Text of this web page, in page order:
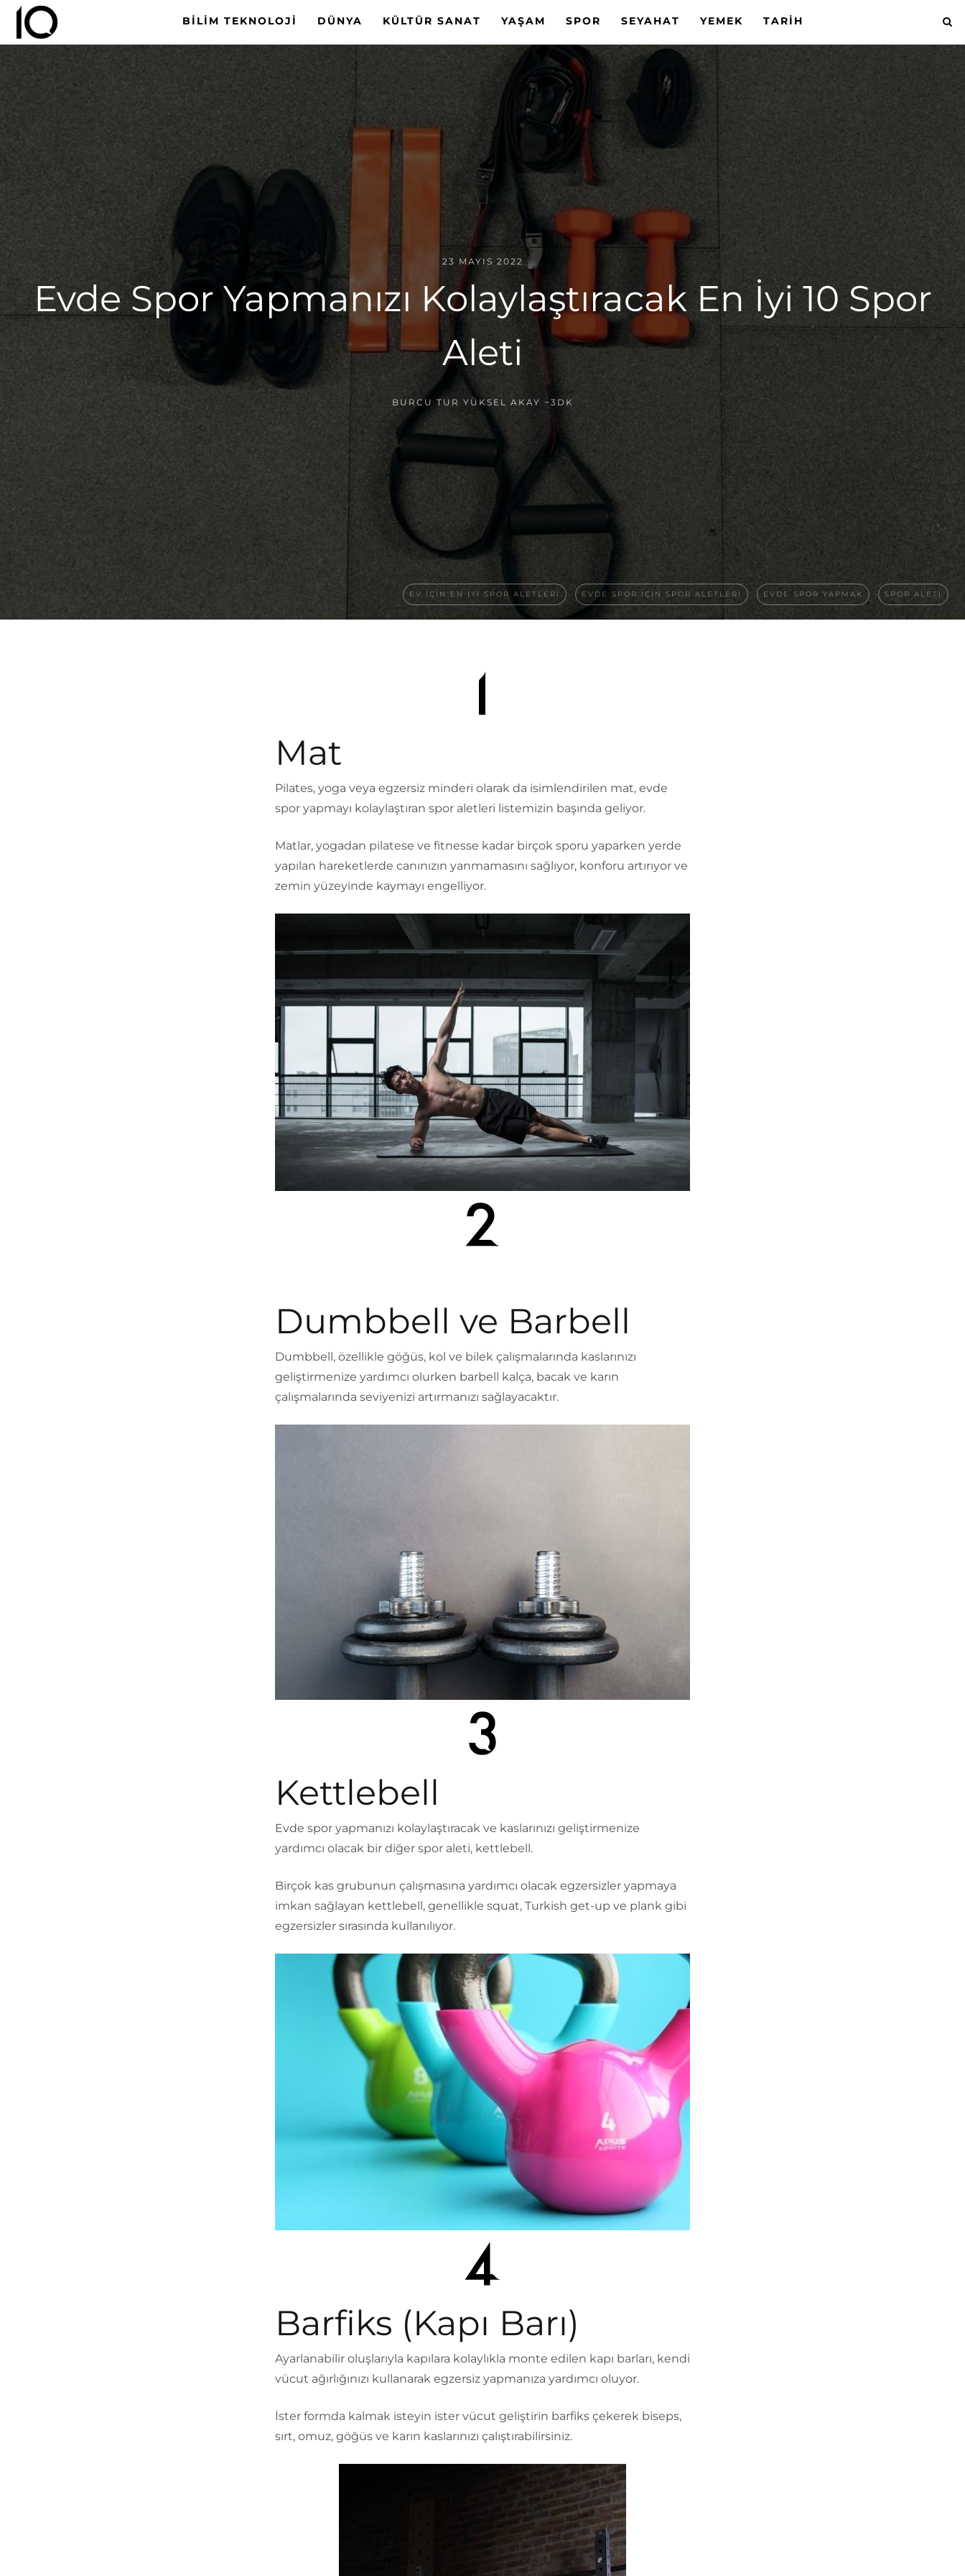
BILIM TEKNOLOJI DÜNYA KÜLTÜR SANAT YAŞAM SPOR SEYAHAT YEMEK TARIH
23 MAYIS 2022
Evde Spor Yapmanızı Kolaylaştıracak En İyi 10 Spor
Aleti
BURCU TUR YÜKSEL AKAY ~3DK
EV IÇIN EN IYI SPOR ALETLERI EVDE SPOR IÇIN SPOR ALETLERI EVDE SPOR YAPMAK SPOR ALETI
Mat
Pilates, yoga veya egzersiz minderi olarak da isimlendirilen mat, evde
spor yapmayı kolaylaştıran spor aletleri listemizin başında geliyor.
Matlar, yogadan pilatese ve fitnesse kadar birçok sporu yaparken yerde
yapılan hareketlerde canınızın yanmamasını sağlıyor, konforu artırıyor ve
zemin yüzeyinde kaymayı engelliyor.
Dumbbell ve Barbell
Dumbbell, özellikle göğüs, kol ve bilek çalışmalarında kaslarınızı
geliştirmenize yardımcı olurken barbell kalça, bacak ve karın
çalışmalarında seviyenizi artırmanızı sağlayacaktır.
Kettlebell
Evde spor yapmanızı kolaylaştıracak ve kaslarınızı geliştirmenize
yardımcı olacak bir diğer spor aleti, kettlebell.
Birçok kas grubunun çalışmasına yardımcı olacak egzersizler yapmaya
imkan sağlayan kettlebell, genellikle squat, Turkish get-up ve plank gibi
egzersizler sırasında kullanılıyor.
Barfiks (Kapı Barı)
Ayarlanabilir oluşlarıyla kapılara kolaylıkla monte edilen kapı barları, kendi
vücut ağırlığınızı kullanarak egzersiz yapmanıza yardımcı oluyor.
İster formda kalmak isteyin ister vücut geliştirin barfiks çekerek biseps,
sırt, omuz, göğüs ve karın kaslarınızı çalıştırabilirsiniz.